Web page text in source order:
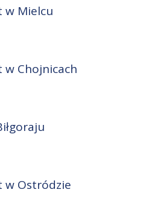
w Mielcu
w Chojnicach
w Ostródzie